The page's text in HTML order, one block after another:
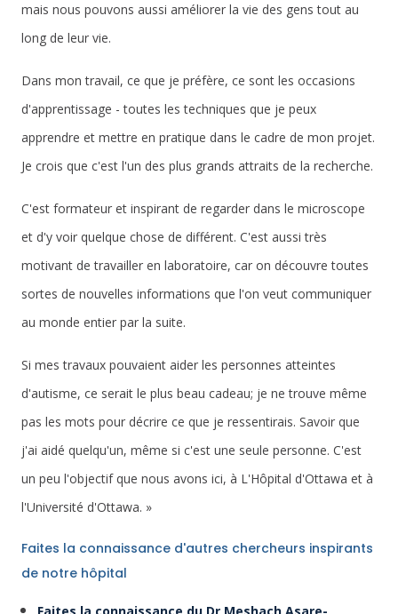
mais nous pouvons aussi améliorer la vie des gens tout au
long de leur vie.
Dans mon travail, ce que je préfère, ce sont les occasions
d'apprentissage - toutes les techniques que je peux
apprendre et mettre en pratique dans le cadre de mon projet.
Je crois que c'est l'un des plus grands attraits de la recherche.
C'est formateur et inspirant de regarder dans le microscope
et d'y voir quelque chose de différent. C'est aussi très
motivant de travailler en laboratoire, car on découvre toutes
sortes de nouvelles informations que l'on veut communiquer
au monde entier par la suite.
Si mes travaux pouvaient aider les personnes atteintes
d'autisme, ce serait le plus beau cadeau; je ne trouve même
pas les mots pour décrire ce que je ressentirais. Savoir que
j'ai aidé quelqu'un, même si c'est une seule personne. C'est
un peu l'objectif que nous avons ici, à L'Hôpital d'Ottawa et à
l'Université d'Ottawa. »
Faites la connaissance d'autres chercheurs inspirants
de notre hôpital